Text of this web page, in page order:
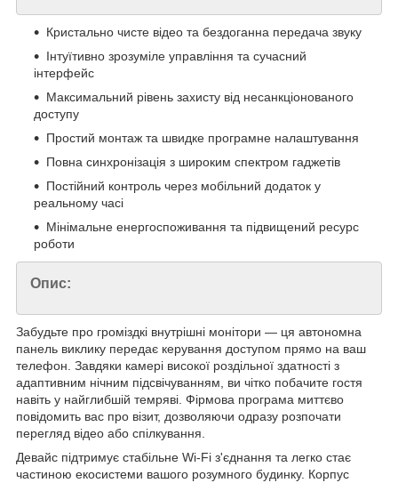
Кристально чисте відео та бездоганна передача звуку
Інтуїтивно зрозуміле управління та сучасний
інтерфейс
Максимальний рівень захисту від несанкціонованого
доступу
Простий монтаж та швидке програмне налаштування
Повна синхронізація з широким спектром гаджетів
Постійний контроль через мобільний додаток у
реальному часі
Мінімальне енергоспоживання та підвищений ресурс
роботи
Опис:
Забудьте про громіздкі внутрішні монітори — ця автономна
панель виклику передає керування доступом прямо на ваш
телефон. Завдяки камері високої роздільної здатності з
адаптивним нічним підсвічуванням, ви чітко побачите гостя
навіть у найглибшій темряві. Фірмова програма миттєво
повідомить вас про візит, дозволяючи одразу розпочати
перегляд відео або спілкування.
Девайс підтримує стабільне Wi-Fi з'єднання та легко стає
частиною екосистеми вашого розумного будинку. Корпус